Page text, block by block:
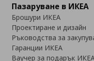
Пазаруване в ИКЕА
Брошури ИКЕА
Проектиране и дизайн
Ръководства за
Гаранции ИКЕА
Ваучер за подарък